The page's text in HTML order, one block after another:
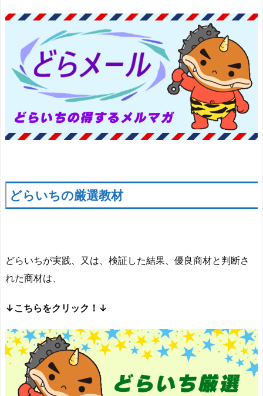
どらいちの厳選教材
どらいちが実践、又は、検証した結果、優良商材と判断さ
れた商材は、
↓こちらをクリック！↓